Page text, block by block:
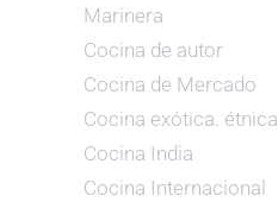
Marinera
Cocina de autor
Cocina de Mercado
Cocina exótica. étnica
Cocina India
Cocina Internacional